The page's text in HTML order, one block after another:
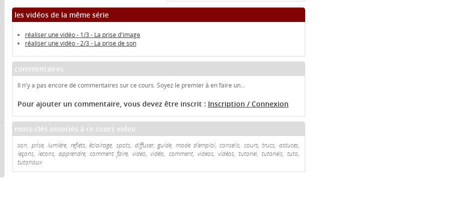
les vidéos de la même série
réaliser une vidéo - 1/3 - La prise d'image
réaliser une vidéo - 2/3 - La prise de son
commentaires
Il n'y a pas encore de commentaires sur ce cours. Soyez le premier à en faire un...
Pour ajouter un commentaire, vous devez être inscrit : Inscription / Connexion
mots-clés associés à ce cours video
son, prise, lumière, reflets, éclairage, spots, diffuser, guide, mode d'emploi, conseils, cours, trucs, astuces,
leçons, lecons, apprendre, comment faire, video, vidéo, comment, videos, vidéos, tutoriel, tutoriels, tuto,
tutoriaux.